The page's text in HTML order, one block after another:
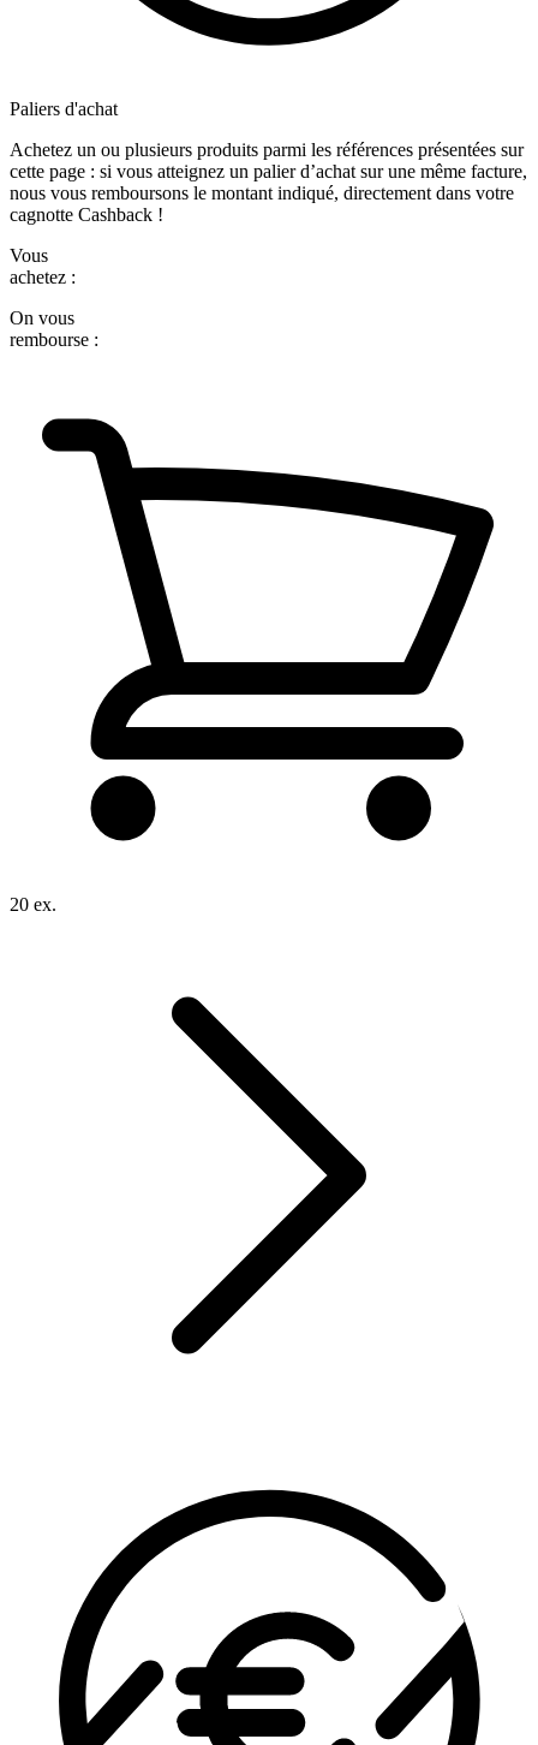
Paliers d'achat
Achetez un ou plusieurs produits parmi les références présentées sur
cette page : si vous atteignez un palier d’achat sur une même facture,
nous vous remboursons le montant indiqué, directement dans votre
cagnotte Cashback !
Vous
achetez :
On vous
rembourse :
20 ex.